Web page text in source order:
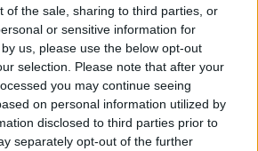
of the sale, sharing to third parties, or
or sensitive information for
us, please use the below opt-out
selection. Please note that after your
you may continue seeing
on personal information utilized by
disclosed to third parties prior to
separately opt-out of the further
λίμνες που
ένα
δείτε
42